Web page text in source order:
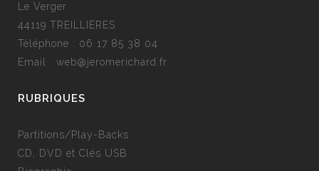
Le Verger
44119 TREILLIERES
Téléphone : 06 17 85 38 04
Email : web@jeromerichard.fr
RUBRIQUES
Partitions/Play-Backs
CD, DVD et Clés USB